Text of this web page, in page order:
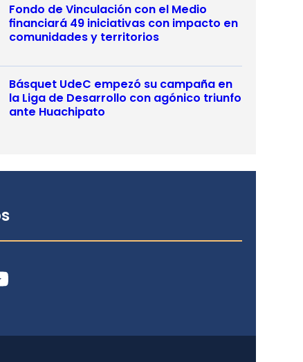
Fondo de Vinculación con el Medio
financiará 49 iniciativas con impacto en
comunidades y territorios
Básquet UdeC empezó su campaña en
la Liga de Desarrollo con agónico triunfo
ante Huachipato